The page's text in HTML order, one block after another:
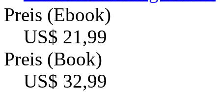
Preis (Ebook)
US$ 21,99
Preis (Book)
US$ 32,99